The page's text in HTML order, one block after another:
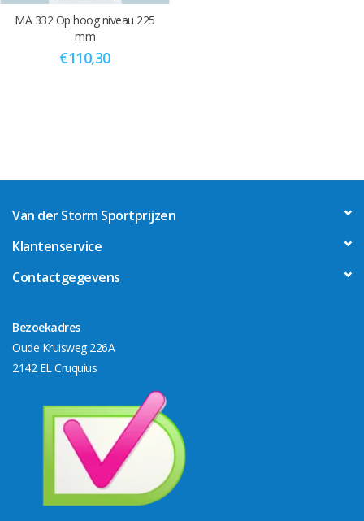
MA 332 Op hoog niveau 225
mm
€110,30
Van der Storm Sportprijzen
Klantenservice
Contactgegevens
Bezoekadres
Oude Kruisweg 226A
2142 EL Cruquius